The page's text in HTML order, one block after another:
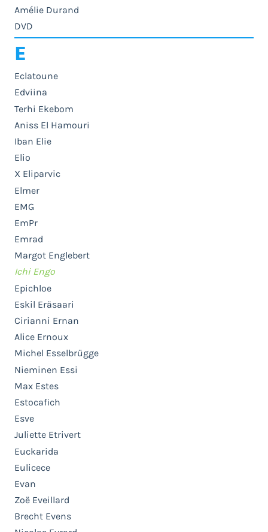
Amélie Durand
DVD
E
Eclatoune
Edviina
Terhi Ekebom
Aniss El Hamouri
Iban Elie
Elio
X Eliparvic
Elmer
EMG
EmPr
Emrad
Margot Englebert
Ichi Engo
Epichloe
Eskil Eräsaari
Cirianni Ernan
Alice Ernoux
Michel Esselbrügge
Nieminen Essi
Max Estes
Estocafich
Esve
Juliette Etrivert
Euckarida
Eulicece
Evan
Zoë Eveillard
Brecht Evens